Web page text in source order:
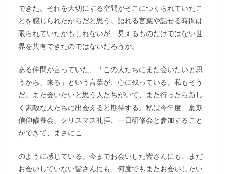
できた。それを大切にする空間がそこにつくられていたこ
とを感じられたからだと思う。語れる言葉や話せる時間は
限られていたかもしれないが、見えるものだけではない世
界を共有できたのではないだろうか。
ある仲間が言っていた、「この人たちにまた会いたいと思
うから、来る」という言葉が、心に残っている。私もそう
だ。また会いたいと思う人たちがいて、また行ったら新し
く素敵な人たちに出会えると期待する。私は今年度、夏期
信仰修養会、クリスマス礼拝、一日研修会と参加すること
ができて、まさにこ
のように感じている。今までお会いした皆さんにも、まだ
お会いしていない皆さんにも、何度でもまたお会いしたい